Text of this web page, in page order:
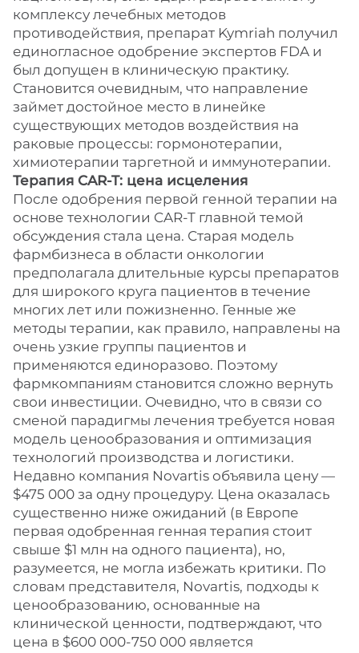
комплексу лечебных методов
противодействия, препарат Kymriah получил
единогласное одобрение экспертов FDA и
был допущен в клиническую практику.
Становится очевидным, что направление
займет достойное место в линейке
существующих методов воздействия на
раковые процессы: гормонотерапии,
химиотерапии таргетной и иммунотерапии.
Терапия CAR-T: цена исцеления
После одобрения первой генной терапии на
основе технологии CAR-T главной темой
обсуждения стала цена. Старая модель
фармбизнеса в области онкологии
предполагала длительные курсы препаратов
для широкого круга пациентов в течение
многих лет или пожизненно. Генные же
методы терапии, как правило, направлены на
очень узкие группы пациентов и
применяются единоразово. Поэтому
фармкомпаниям становится сложно вернуть
свои инвестиции. Очевидно, что в связи со
сменой парадигмы лечения требуется новая
модель ценообразования и оптимизация
технологий производства и логистики.
Недавно компания Novartis объявила цену —
$475 000 за одну процедуру. Цена оказалась
существенно ниже ожиданий (в Европе
первая одобренная генная терапия стоит
свыше $1 млн на одного пациента), но,
разумеется, не могла избежать критики. По
словам представителя, Novartis, подходы к
ценообразованию, основанные на
клинической ценности, подтверждают, что
цена в $600 000-750 000 является